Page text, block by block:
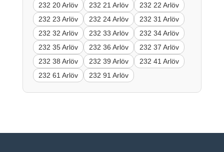
232 20 Arlöv
232 21 Arlöv
232 22 Arlöv
232 23 Arlöv
232 24 Arlöv
232 31 Arlöv
232 32 Arlöv
232 33 Arlöv
232 34 Arlöv
232 35 Arlöv
232 36 Arlöv
232 37 Arlöv
232 38 Arlöv
232 39 Arlöv
232 41 Arlöv
232 61 Arlöv
232 91 Arlöv